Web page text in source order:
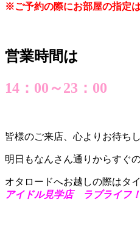
※ご予約の際にお部屋の指定は
営業時間は
14：00～23：00
皆様のご来店、心よりお待ち
明日もなんさん通りからすぐ
オタロードへお越しの際はタ
アイドル見学店 ラブライフ